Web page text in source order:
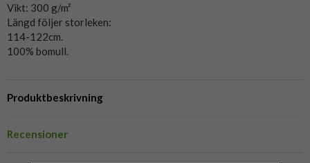
Produktbeskrivning
Recensioner
Vikt: 300 g/m²
Längd följer storleken:
114-122cm.
100% bomull.